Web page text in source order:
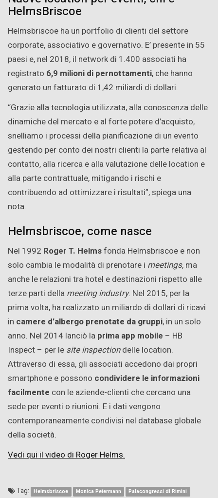
HelmsBriscoe
Helmsbriscoe ha un portfolio di clienti del settore
corporate, associativo e governativo. E’ presente in 55
paesi e, nel 2018, il network di 1.400 associati ha
registrato 6,9 milioni di pernottamenti, che hanno
generato un fatturato di 1,42 miliardi di dollari.
“Grazie alla tecnologia utilizzata, alla conoscenza delle
dinamiche del mercato e al forte potere d’acquisto,
snelliamo i processi della pianificazione di un evento
gestendo per conto dei nostri clienti la parte relativa al
contatto, alla ricerca e alla valutazione delle location e
alla parte contrattuale, mitigando i rischi e
contribuendo ad ottimizzare i risultati”, spiega una
nota.
Helmsbriscoe, come nasce
Nel 1992 Roger T. Helmsfonda Helmsbriscoe e non
solo cambia le modalità di prenotare i meetings, ma
anche le relazioni tra hotel e destinazioni rispetto alle
terze parti della meeting industry. Nel 2015, per la
prima volta, ha realizzato un miliardo di dollari di ricavi
in camere d’albergo prenotate da gruppi, in un solo
anno. Nel 2014 lanciò la prima app mobile – HB
Inspect – per le site inspectiondelle location.
Attraverso di essa, gli associati accedono dai propri
smartphone e possono condividere le informazioni
facilmente con le aziende-clienti che cercano una
sede per eventi o riunioni. E i dati vengono
contemporaneamente condivisi nel database globale
della società.
Vedi qui il video di Roger Helms.
Tag: Helmsbriscoe Monica Petermann Palacongressi di Rimini